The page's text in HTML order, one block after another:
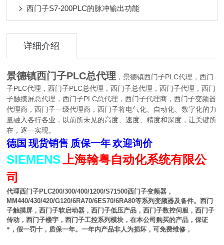
西门子S7-200PLC的脉冲输出功能
详细介绍
景德镇西门子PLC总代理 ，景德镇西门子PLC代理，西门
子PLC代理，西门子PLC总代理，西门子总代理，西门子代理，西门
子触摸屏总代理，西门子PLC总代理，西门子代理商，西门子变频器
代理商，西门子一级代理商，西门子将电气化、自动化、数字化的力
量融入各行各业，以前所未见的高度、速度、精度和深度，让关键所
在，逐一实现。
德国 现货销售 质保一年 欢迎询价
SIEMENS 上海翰粤自动化系统有限公
司
代理西门子PLC200/300/400/1200/S71500西门子变频器，
MM440/430/420/G120/6RA70/6ES70/6RA80等系列变频器及备件。西门
子触摸屏，西门子软启动器，西门子低压产品，西门子数控伺服，西门子
传动，西门子楼宇，西门子工控系列模块，在本公司购买的产品，保证
*，假一罚十，质保一年。一年内产品非人为损坏，可免费维修，